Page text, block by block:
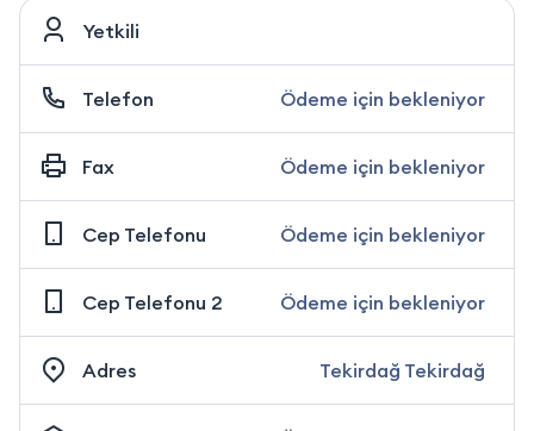
Yetkili
Telefon Ödeme için bekleniyor
Fax Ödeme için bekleniyor
Cep Telefonu Ödeme için bekleniyor
Cep Telefonu 2 Ödeme için bekleniyor
Adres Tekirdağ Tekirdağ